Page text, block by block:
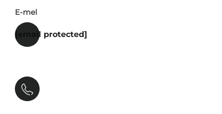
E-mel
[email protected]